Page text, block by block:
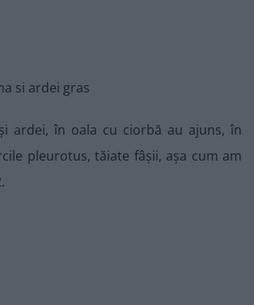
ardei, în oala cu ciorbă au ajuns, în
pleurotus, tăiate fâșii, așa cum am